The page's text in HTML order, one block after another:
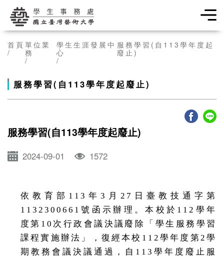
學生事務處
首頁 單位業
務
學生生涯發展中
心
服務學習(自113學年度起
廢止)
服務學習(自113學年度起廢止)
服務學習(自113學年度起廢止)
2024-09-01 1572
依教育部113年3月27日臺教技通字第
1132300661號函示辦理。本校於112學年
度第10次行政會議決議廢除「學生服務學習
課程實施辦法」，復經本校112學年度第2學
期教務會議決議通過，自113學年度廢止服